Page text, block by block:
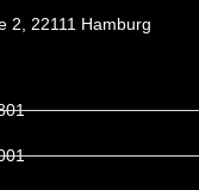
2, 22111 Hamburg